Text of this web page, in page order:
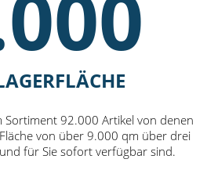
Sortiment 92.000 Artikel von denen
von über 9.000 qm über drei
für Sie sofort verfügbar sind.